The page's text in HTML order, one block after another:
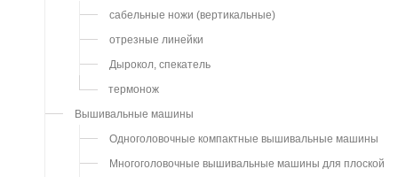
сабельные ножи (вертикальные)
отрезные линейки
Дырокол, спекатель
термонож
Вышивальные машины
Одноголовочные компактные вышивальные машины
Многоголовочные вышивальные машины для плоской